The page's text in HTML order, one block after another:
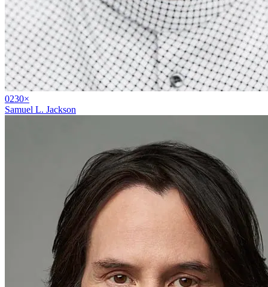
0230×
Samuel L. Jackson